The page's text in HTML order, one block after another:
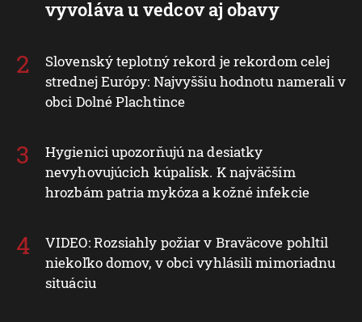
vyvoláva u vedcov aj obavy
Slovenský teplotný rekord je rekordom celej
strednej Európy: Najvyššiu hodnotu namerali v
obci Dolné Plachtince
Hygienici upozorňujú na desiatky
nevyhovujúcich kúpalísk. K najväčším
hrozbám patria mykóza a kožné infekcie
VIDEO: Rozsiahly požiar v Braväcove pohltil
niekoľko domov, v obci vyhlásili mimoriadnu
situáciu